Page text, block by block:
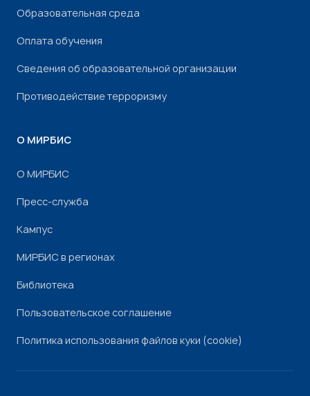
Образовательная среда
Оплата обучения
Сведения об образовательной организации
Противодействие терроризму
О МИРБИС
О МИРБИС
Пресс-служба
Кампус
МИРБИС в регионах
Библиотека
Пользовательское соглашение
Политика использования файлов куки (cookie)